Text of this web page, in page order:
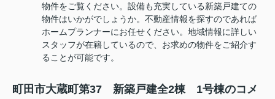
物件をご覧ください。設備も充実している新築戸建ての
物件はいかがでしょうか。不動産情報を探すのであれば
ホームプランナーにお任せください。地域情報に詳しい
スタッフが在籍しているので、お求めの物件をご紹介す
ることが可能です。
町田市大蔵町第37 新築戸建全2棟 1号棟のコメ